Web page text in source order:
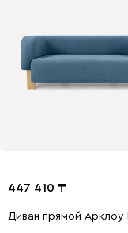
447 410
Диван прямой